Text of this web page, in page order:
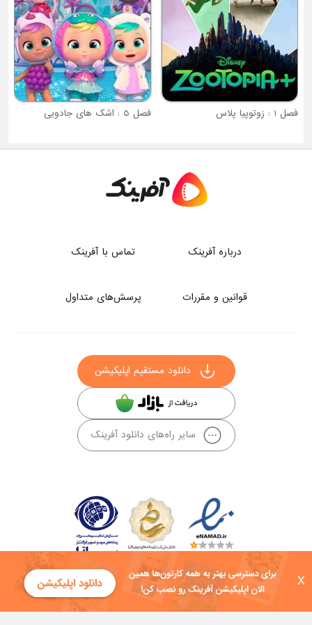
X
فصل 5 : اشک های جادویی
درباره آفرینک تماس با آفرینک
قوانین و مقررات پرسش‌های متداول
دانلود مستقیم اپلیکیشن
سایر راه‌های دانلود آفرینک
کلیه حقوق این سایت به شرکت توسعه فناوی هفت آسمان توکان تعلق دارد و